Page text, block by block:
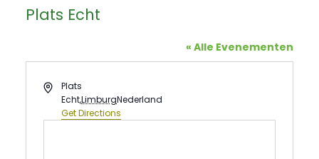
Plats Echt
« Alle Evenementen
Address
Plats
Echt,LimburgNederland
Get Directions